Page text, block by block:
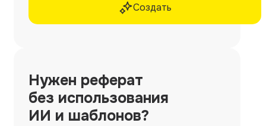
Создать
Нужен реферат
без использования
ИИ и шаблонов?